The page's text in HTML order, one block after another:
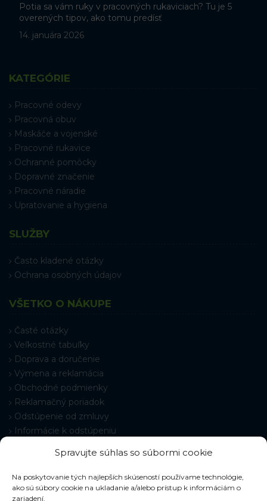
Spravujte súhlas so súbormi cookie
Na poskytovanie tých najlepších skúseností používame technológie,
ako sú súbory cookie na ukladanie a/alebo prístup k informáciám o
zariadení.
Potia sa vám ruky v pracovných rukaviciach? Tu je 5
overených tipov, ako tomu predísť
14. januára 2026
KATEGÓRIE
Pracovné odevy
Pracovná obuv
Maskáče a vojenské
Pracovné rukavice
Ochranné pomôcky
Dopravné značenie
Pracovné náradie
Upratovanie a hygiena
SLUŽBY
Často kladené otázky
Ochrana osobných údajov
VŠETKO O NÁKUPE
Časté otázky
Veľkostné tabuľky
Doprava a doručenie
Výmena a reklamácia
Obchodné podmienky
Reklamačný poriadok
Odstúpenie od zmluvy
Informácie k odstúpeniu
Nastavenie cookies